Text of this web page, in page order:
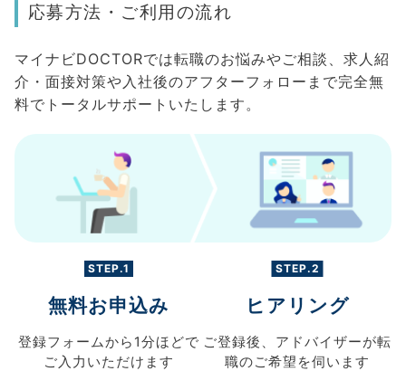
応募方法・ご利用の流れ
マイナビDOCTORでは転職のお悩みやご相談、求人紹
介・面接対策や入社後のアフターフォローまで完全無
料でトータルサポートいたします。
STEP.1
無料お申込み
登録フォームから 1分ほどで
ご入力 いただけます
STEP.2
ヒアリング
ご登録後、 アドバイザーが転
職のご希望を伺います